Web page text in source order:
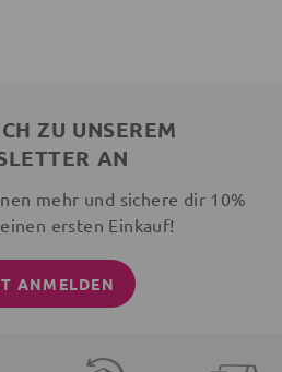
ZU UNSEREM
AN
mehr und sichere dir 10%
ersten Einkauf!
ANMELDEN